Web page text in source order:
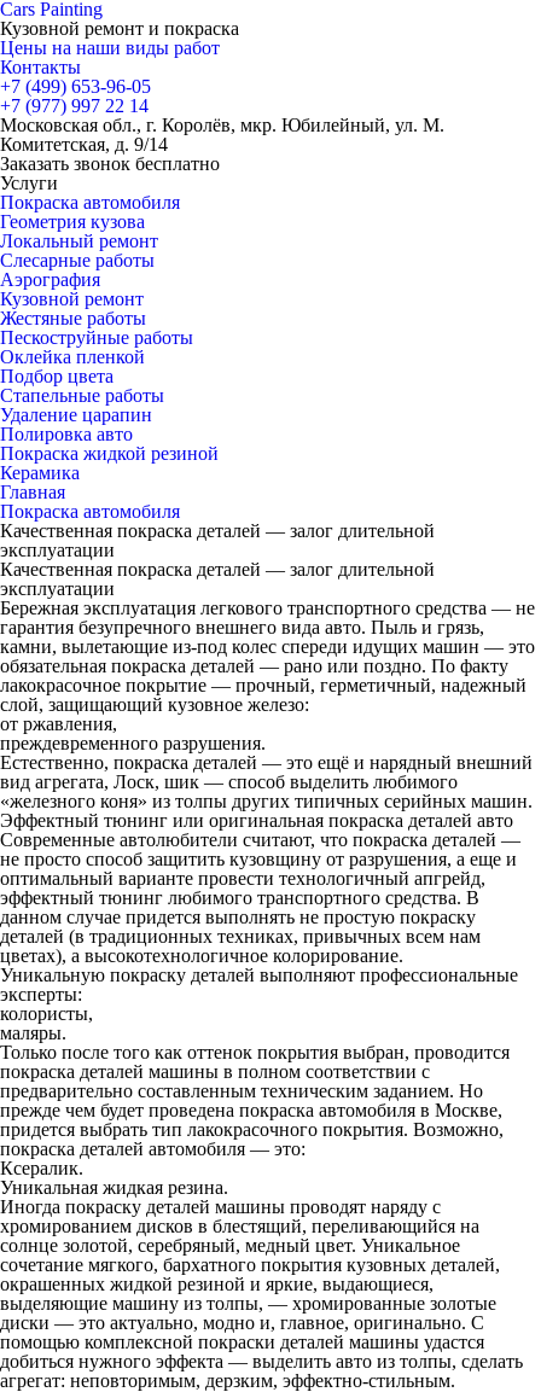
Cars Painting
Кузовной ремонт и покраска
Цены на наши виды работ
Контакты
+7 (499) 653-96-05
+7 (977) 997 22 14
Московская обл., г. Королёв, мкр. Юбилейный, ул. М.
Комитетская, д. 9/14
Заказать звонок бесплатно
Услуги
Покраска автомобиля
Геометрия кузова
Локальный ремонт
Слесарные работы
Аэрография
Кузовной ремонт
Жестяные работы
Пескоструйные работы
Оклейка пленкой
Подбор цвета
Стапельные работы
Удаление царапин
Полировка авто
Покраска жидкой резиной
Керамика
Главная
Покраска автомобиля
Качественная покраска деталей — залог длительной
эксплуатации
Качественная покраска деталей — залог длительной
эксплуатации
Бережная эксплуатация легкового транспортного средства — не
гарантия безупречного внешнего вида авто. Пыль и грязь,
камни, вылетающие из-под колес спереди идущих машин — это
обязательная покраска деталей — рано или поздно. По факту
лакокрасочное покрытие — прочный, герметичный, надежный
слой, защищающий кузовное железо:
от ржавления,
преждевременного разрушения.
Естественно, покраска деталей — это ещё и нарядный внешний
вид агрегата, Лоск, шик — способ выделить любимого
«железного коня» из толпы других типичных серийных машин.
Эффектный тюнинг или оригинальная покраска деталей авто
Современные автолюбители считают, что покраска деталей —
не просто способ защитить кузовщину от разрушения, а еще и
оптимальный варианте провести технологичный апгрейд,
эффектный тюнинг любимого транспортного средства. В
данном случае придется выполнять не простую покраску
деталей (в традиционных техниках, привычных всем нам
цветах), а высокотехнологичное колорирование.
Уникальную покраску деталей выполняют профессиональные
эксперты:
колористы,
маляры.
Только после того как оттенок покрытия выбран, проводится
покраска деталей машины в полном соответствии с
предварительно составленным техническим заданием. Но
прежде чем будет проведена покраска автомобиля в Москве,
придется выбрать тип лакокрасочного покрытия. Возможно,
покраска деталей автомобиля — это:
Ксералик.
Уникальная жидкая резина.
Иногда покраску деталей машины проводят наряду с
хромированием дисков в блестящий, переливающийся на
солнце золотой, серебряный, медный цвет. Уникальное
сочетание мягкого, бархатного покрытия кузовных деталей,
окрашенных жидкой резиной и яркие, выдающиеся,
выделяющие машину из толпы, — хромированные золотые
диски — это актуально, модно и, главное, оригинально. С
помощью комплексной покраски деталей машины удастся
добиться нужного эффекта — выделить авто из толпы, сделать
агрегат: неповторимым, дерзким, эффектно-стильным.